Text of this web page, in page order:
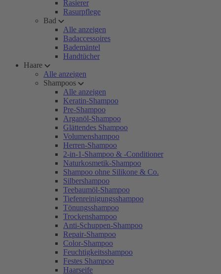
Rasierer
Rasurpflege
Bad
Alle anzeigen
Badaccessoires
Bademäntel
Handtücher
Haare
Alle anzeigen
Shampoos
Alle anzeigen
Keratin-Shampoo
Pre-Shampoo
Arganöl-Shampoo
Glättendes Shampoo
Volumenshampoo
Herren-Shampoo
2-in-1-Shampoo & -Conditioner
Naturkosmetik-Shampoo
Shampoo ohne Silikone & Co.
Silbershampoo
Teebaumöl-Shampoo
Tiefenreinigungsshampoo
Tönungsshampoo
Trockenshampoo
Anti-Schuppen-Shampoo
Repair-Shampoo
Color-Shampoo
Feuchtigkeitsshampoo
Festes Shampoo
Haarseife